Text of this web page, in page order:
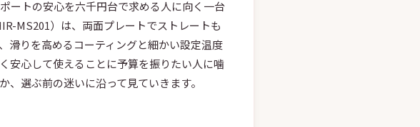
ートの安心を六千円台で求める人に向く一台
MS201）は、両面プレートでストレートも
滑りを高めるコーティングと細かい設定温度
安心して使えることに予算を振りたい人に噛
選ぶ前の迷いに沿って見ていきます。